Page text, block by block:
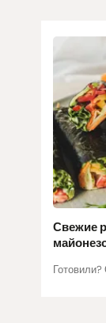
Свежие